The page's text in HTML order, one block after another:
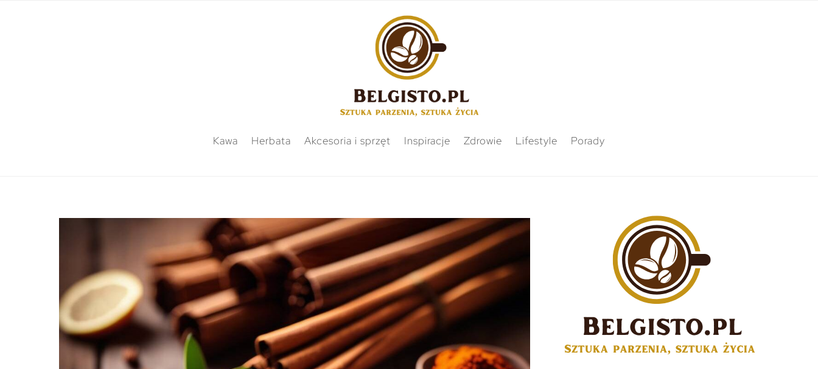
Kawa Herbata Akcesoria i sprzęt Inspiracje Zdrowie Lifestyle Porady